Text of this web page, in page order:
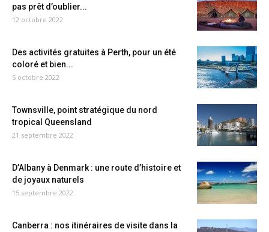
pas prêt d’oublier...
12 octobre 2022
Des activités gratuites à Perth, pour un été
coloré et bien...
5 octobre 2022
Townsville, point stratégique du nord
tropical Queensland
21 septembre 2022
D’Albany à Denmark : une route d’histoire et
de joyaux naturels
15 septembre 2022
Canberra : nos itinéraires de visite dans la